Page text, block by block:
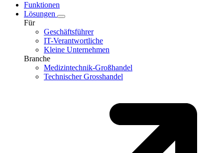
Funktionen
Lösungen
Für
Geschäftsführer
IT-Verantwortliche
Kleine Unternehmen
Branche
Medizintechnik-Großhandel
Technischer Grosshandel